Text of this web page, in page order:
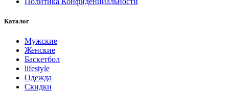
Каталог
Мужские
Женские
Баскетбол
lifestyle
Одежда
Скидки